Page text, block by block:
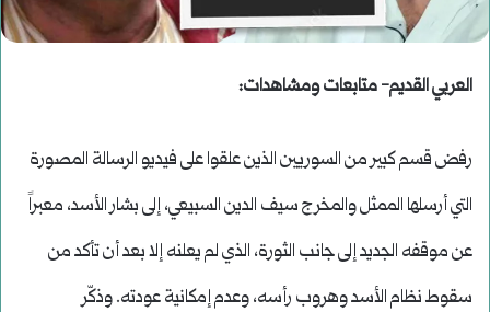
العربي القديم- متابعات ومشاهدات:
رفض قسم كبير من السوريين الذين علقوا على فيديو الرسالة المصورة
التي أرسلها الممثل والمخرج سيف الدين السبيعي، إلى بشار الأسد، معبراً
عن موقفه الجديد إلى جانب الثورة، الذي لم يعلنه إلا بعد أن تأكد من
سقوط نظام الأسد وهروب رأسه، وعدم إمكانية عودته. وذكّر